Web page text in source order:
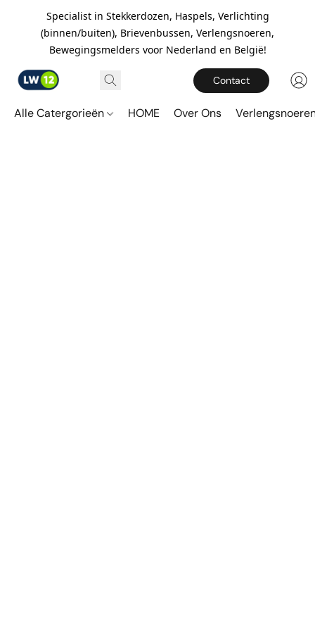
Specialist in Stekkerdozen, Haspels, Verlichting
(binnen/buiten), Brievenbussen, Verlengsnoeren,
Bewegingsmelders voor Nederland en België!
Contact
Alle Catergorieën HOME Over Ons